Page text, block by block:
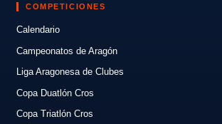
COMPETICIONES
Calendario
Campeonatos de Aragón
Liga Aragonesa de Clubes
Copa Duatlón Cros
Copa Triatlón Cros